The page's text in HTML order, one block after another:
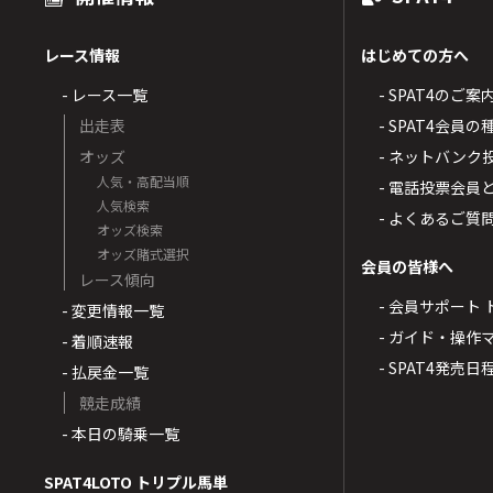
レース情報
- レース一覧
出走表
オッズ
人気・高配当順
人気検索
オッズ検索
オッズ賭式選択
レース傾向
- 変更情報一覧
- 着順速報
- 払戻金一覧
競走成績
- 本日の騎乗一覧
SPAT4LOTO トリプル馬単
はじめての方へ
- SPAT4のご案
- SPAT4会員の
- ネットバンク
- 電話投票会員
- よくあるご質
会員の皆様へ
- 会員サポート
- ガイド・操作
- SPAT4発売日